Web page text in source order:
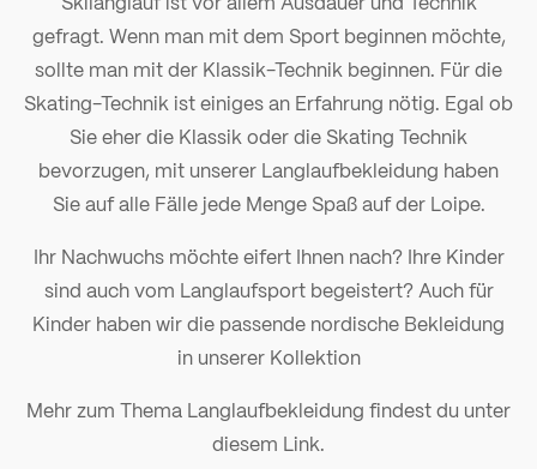
gefragt. Wenn man mit dem Sport beginnen möchte,
sollte man mit der Klassik-Technik beginnen. Für die
Skating-Technik ist einiges an Erfahrung nötig. Egal ob
Sie eher die Klassik oder die Skating Technik
bevorzugen, mit unserer Langlaufbekleidung haben
Sie auf alle Fälle jede Menge Spaß auf der Loipe.
Ihr Nachwuchs möchte eifert Ihnen nach? Ihre Kinder
sind auch vom Langlaufsport begeistert? Auch für
Kinder haben wir die passende nordische Bekleidung
in unserer Kollektion
Mehr zum Thema Langlaufbekleidung findest du unter
diesem Link.